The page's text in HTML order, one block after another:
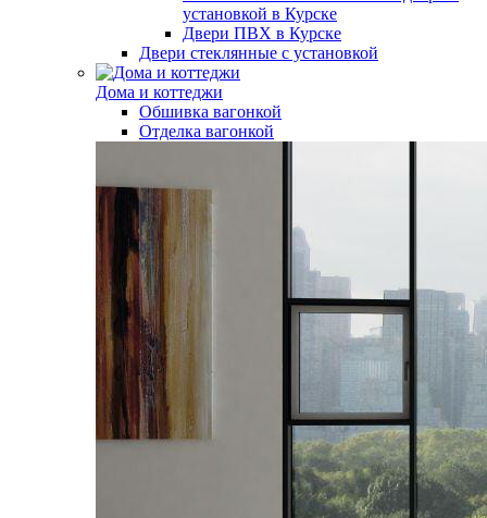
установкой в Курске
Двери ПВХ в Курске
Двери стеклянные с установкой
Дома и коттеджи
Обшивка вагонкой
Отделка вагонкой